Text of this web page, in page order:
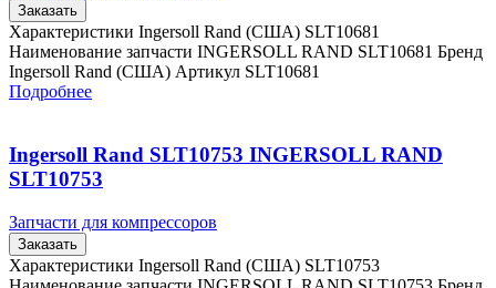
Заказать
Характеристики Ingersoll Rand (США) SLT10681
Наименование запчасти INGERSOLL RAND SLT10681 Бренд
Ingersoll Rand (США) Артикул SLT10681
Подробнее
Ingersoll Rand SLT10753 INGERSOLL RAND
SLT10753
Запчасти для компрессоров
Заказать
Характеристики Ingersoll Rand (США) SLT10753